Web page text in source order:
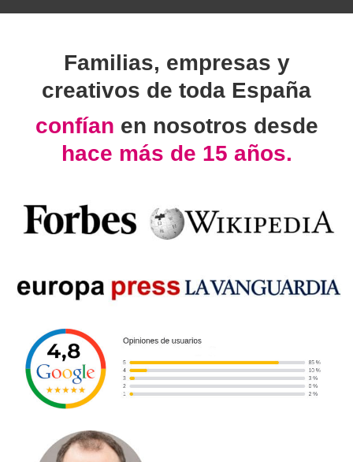
Familias, empresas y
creativos de toda España
confían en nosotros desde
hace más de 15 años.